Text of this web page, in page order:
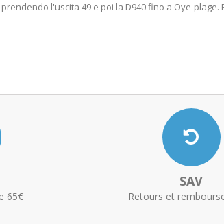
l'uscita 49 e poi la D940 fino a Oye-
65€
SAV
Retours et